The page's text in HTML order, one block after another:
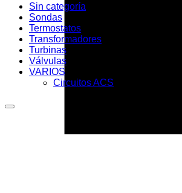
Sin categoría
Sondas
Termostatos
Transformadores
Turbinas
Válvulas
VARIOS
Circuitos ACS